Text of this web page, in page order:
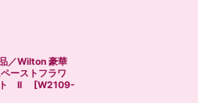
／Wilton 豪華
ーストフラワ
ト II
[W2109-